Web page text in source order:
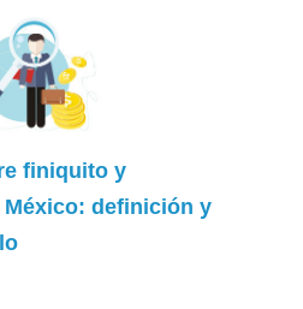
SOBRE
CFDI 4.0
finiquito y
México: definición y